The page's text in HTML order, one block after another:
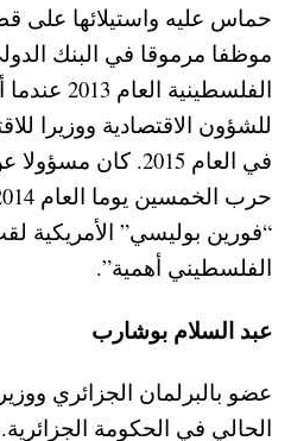
موظفا مرموقا في البنك
للشؤون الاقتصادية ووزيرا
في العام 2015. كان
“فورين بوليسي” الأمريكية
الفلسطيني أهمية”.
عبد السلام بوشارب
عضو بالبرلمان الجزائري
الحالي في الحكومة